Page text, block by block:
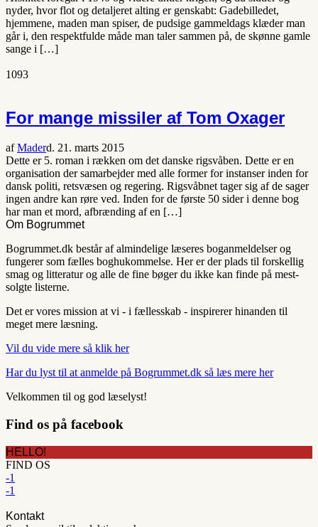
nyder, hvor flot og detaljeret alting er genskabt: Gadebilledet,
hjemmene, maden man spiser, de pudsige gammeldags klæder man
går i, den respektfulde måde man taler sammen på, de skønne gamle
sange i […]
1093
For mange missiler af Tom Oxager
afMaderd. 21. marts 2015
Dette er 5. roman i rækken om det danske rigsvåben. Dette er en
organisation der samarbejder med alle former for instanser inden for
dansk politi, retsvæsen og regering. Rigsvåbnet tager sig af de sager
ingen andre kan røre ved. Inden for de første 50 sider i denne bog
har man et mord, afbrænding af en […]
Om Bogrummet
Bogrummet.dk består af almindelige læseres boganmeldelser og
fungerer som fælles boghukommelse. Her er der plads til forskellig
smag og litteratur og alle de fine bøger du ikke kan finde på mest-
solgte listerne.
Det er vores mission at vi - i fællesskab - inspirerer hinanden til
meget mere læsning.
Vil du vide mere så klik her
Har du lyst til at anmelde på Bogrummet.dk så læs mere her
Velkommen til og god læselyst!
Find os på facebook
HELLO!
FIND OS
-1
-1
Kontakt